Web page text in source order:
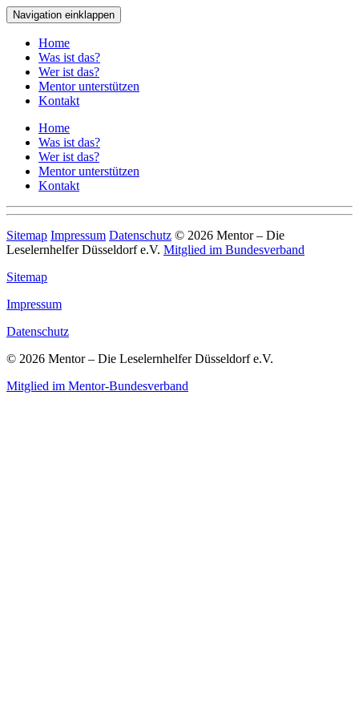
Navigation einklappen
Home
Was ist das?
Wer ist das?
Mentor unterstützen
Kontakt
Home
Was ist das?
Wer ist das?
Mentor unterstützen
Kontakt
Sitemap Impressum Datenschutz © 2026 Mentor – Die
Leselernhelfer Düsseldorf e.V. Mitglied im Bundesverband
Sitemap
Impressum
Datenschutz
© 2026 Mentor – Die Leselernhelfer Düsseldorf e.V.
Mitglied im Mentor-Bundesverband